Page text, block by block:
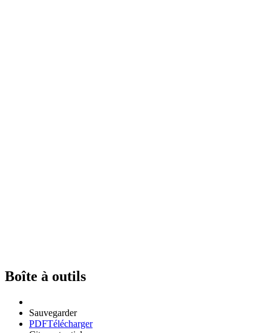
Boîte à outils
Sauvegarder
PDFTélécharger